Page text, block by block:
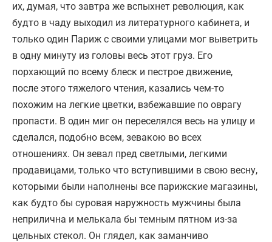
их, думая, что завтра же вспыхнет революция, как
будто в чаду выходил из литературного кабинета, и
только один Париж с своими улицами мог выветрить
в одну минуту из головы весь этот груз. Его
порхающий по всему блеск и пестрое движение,
после этого тяжелого чтения, казались чем-то
похожим на легкие цветки, взбежавшие по оврагу
пропасти. В один миг он переселялся весь на улицу и
сделался, подобно всем, зевакою во всех
отношениях. Он зевал пред светлыми, легкими
продавицами, только что вступившими в свою весну,
которыми были наполнены все парижские магазины,
как будто бы суровая наружность мужчины была
неприлична и мелькала бы темным пятном из-за
цельных стекол. Он глядел, как заманчиво